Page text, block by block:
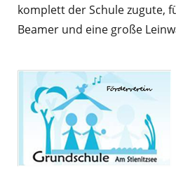
komplett der Schule zugute,
Beamer und eine große